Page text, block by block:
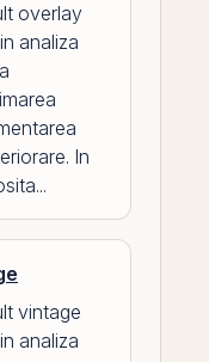
overlay
analiza
In
vintage
analiza